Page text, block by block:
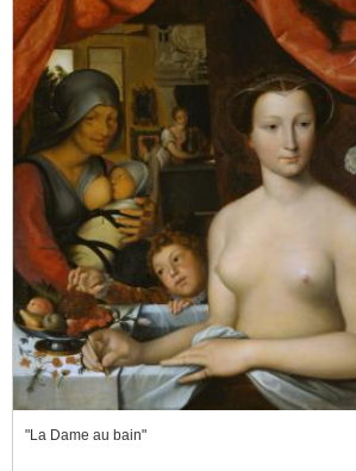
"La Dame au bain"